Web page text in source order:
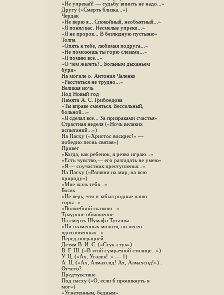
«Не упрекай! — судьбу винить не надо...»
Другу («Смерть близка...»)
Чердак
«Не верю я... Спокойный, необъятный...»
«Я понял вас. Несмелые упреки...»
«Я не пророк... В безлюдную пустыню»
Толпа
«Опять к тебе, любимая подруга...»
«Не поможешь ты горю слезами...»
«Я помню все...»
«О чем жалеть?.. Больным дыханьем
бури»
На могиле о. Антония Чаленко
«Расстаться не трудно...»
Великая ночь
Под Новый год
Памяти А. С. Грибоедова
«Ты вправе смеяться. Бессильный,
больной...»
«Я сделал все... За призраками счастья»
Страстная неделя («Ночь великих
испытаний...»)
На Пасху («Христос воскрес!» —
победно песнь святая»)
Привет
«Когда, как ребенок, я резво играю...»
«Есть чувство,— его разгадать не умею»
«Я — соучастник преступленья...»
На Пасху («Взгляни на мир, на всю
природу»)
«Мне жаль тебя...»
Босяк
«Не верь, что я забыл родные наши
горы...»
«Волшебной сказкою...»
Траурное объявление
На смерть Шумафа Тутаюка
«Ни пламенных молитв, ни песен
вдохновенных...»
Перед операцией
Детям В. И. С. («Стук-стук»)
В. Г. Ш. («В этой сумрачной столице...»)
У. Ц. («Ах, Угалук!..» — 1)
А. Ц. («Ах, Алмахсид! Ах, Алмахсид!») .
Отчего?
Предчувствие
Под пасху («О, если б проникнуть я
мог»)
«Угнетенным, бедным»